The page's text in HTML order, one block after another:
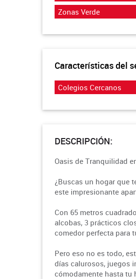
Zonas Verde
Características del
Colegios Cercanos
DESCRIPCIÓN:
Oasis de Tranquilidad
¿Buscas un hogar que
este impresionante
Con 65 metros
alcobas, 3 prácticos
comedor perfecta para
Pero eso no es todo,
días calurosos, juegos
cómodamente hasta tu